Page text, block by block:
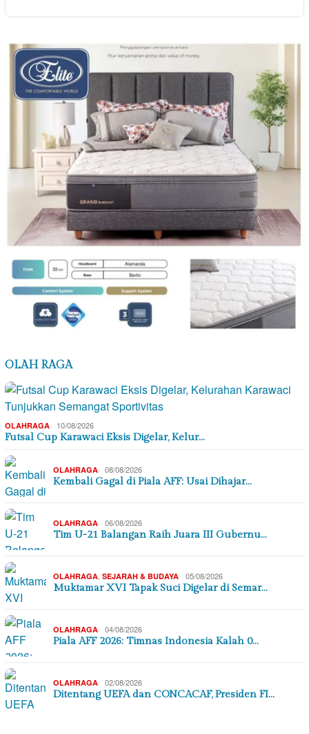
OLAH RAGA
OLAHRAGA 10/08/2026
Futsal Cup Karawaci Eksis Digelar, Kelur…
OLAHRAGA 08/08/2026
Kembali Gagal di Piala AFF: Usai Dihajar…
OLAHRAGA 06/08/2026
Tim U-21 Balangan Raih Juara III Gubernu…
OLAHRAGA SEJARAH & BUDAYA 05/08/2026
Muktamar XVI Tapak Suci Digelar di Semar…
OLAHRAGA 04/08/2026
Piala AFF 2026: Timnas Indonesia Kalah 0…
OLAHRAGA 02/08/2026
Ditentang UEFA dan CONCACAF, Presiden FI…